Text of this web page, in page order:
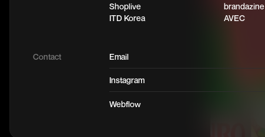
Shoplive
ITD Korea
brandazine
AVEC
Contact Email
Instagram
Webflow